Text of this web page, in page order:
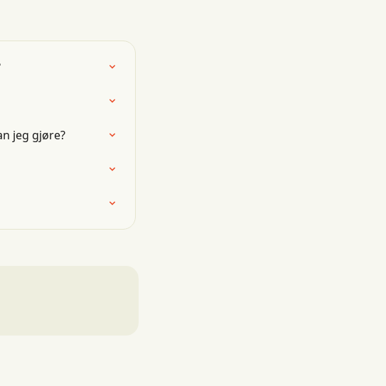
jeg gjøre?